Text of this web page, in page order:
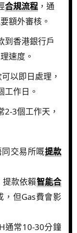
合規流程 ，通
額外審核。
到香港銀行戶
速度。
以即日處理，
工作日。
3個工作天，
同交易所嘅提款
提款依賴智能合
但Gas費會影
通常10-30分鐘